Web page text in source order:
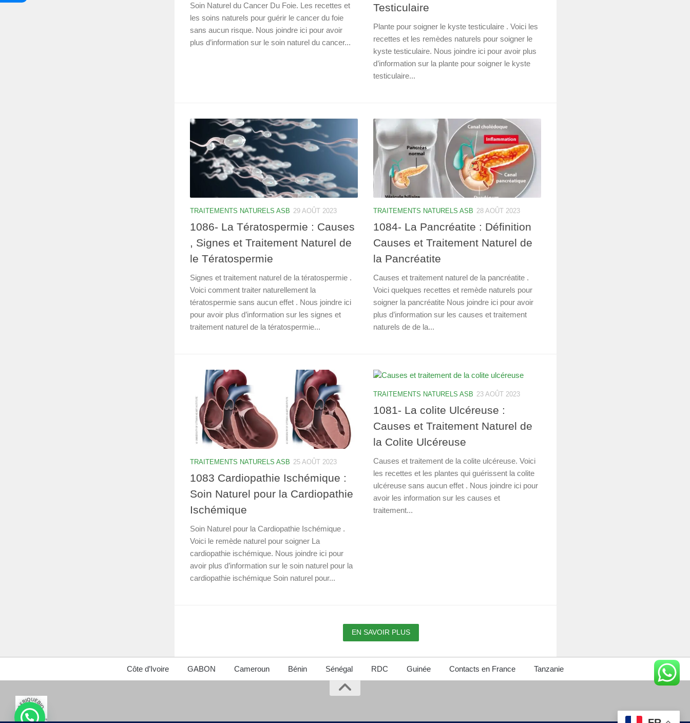
Soin Naturel du Cancer Du Foie. Les recettes et
les soins naturels pour guérir le cancer du foie
sans aucun risque. Nous joindre ici pour avoir
plus d’information sur le soin naturel du cancer...
Testiculaire
Plante pour soigner le kyste testiculaire . Voici les
recettes et les remèdes naturels pour soigner le
kyste testiculaire. Nous joindre ici pour avoir plus
d’information sur la plante pour soigner le kyste
testiculaire...
TRAITEMENTS NATURELS ASB 29 AOÛT 2023
1086- La Tératospermie : Causes
, Signes et Traitement Naturel de
le Tératospermie
Signes et traitement naturel de la tératospermie .
Voici comment traiter naturellement la
tératospermie sans aucun effet . Nous joindre ici
pour avoir plus d’information sur les signes et
traitement naturel de la tératospermie...
TRAITEMENTS NATURELS ASB 28 AOÛT 2023
1084- La Pancréatite : Définition
Causes et Traitement Naturel de
la Pancréatite
Causes et traitement naturel de la pancréatite .
Voici quelques recettes et remède naturels pour
soigner la pancréatite Nous joindre ici pour avoir
plus d’information sur les causes et traitement
naturels de de la...
TRAITEMENTS NATURELS ASB 25 AOÛT 2023
1083 Cardiopathie Ischémique :
Soin Naturel pour la Cardiopathie
Ischémique
Soin Naturel pour la Cardiopathie Ischémique .
Voici le remède naturel pour soigner La
cardiopathie ischémique. Nous joindre ici pour
avoir plus d’information sur le soin naturel pour la
cardiopathie ischémique Soin naturel pour...
TRAITEMENTS NATURELS ASB 23 AOÛT 2023
1081- La colite Ulcéreuse :
Causes et Traitement Naturel de
la Colite Ulcéreuse
Causes et traitement de la colite ulcéreuse. Voici
les recettes et les plantes qui guérissent la colite
ulcéreuse sans aucun effet . Nous joindre ici pour
avoir les information sur les causes et
traitement...
EN SAVOIR PLUS
Côte d’Ivoire GABON Cameroun Bénin Sénégal RDC Guinée Contacts en France Tanzanie